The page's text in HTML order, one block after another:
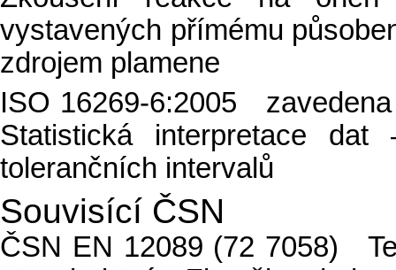
vystavených přímému
zdrojem plamene
ISO 16269-6:2005
Statistická interpretace
tolerančních intervalů
Souvisící ČSN
ČSN EN 12089 (72 7058)